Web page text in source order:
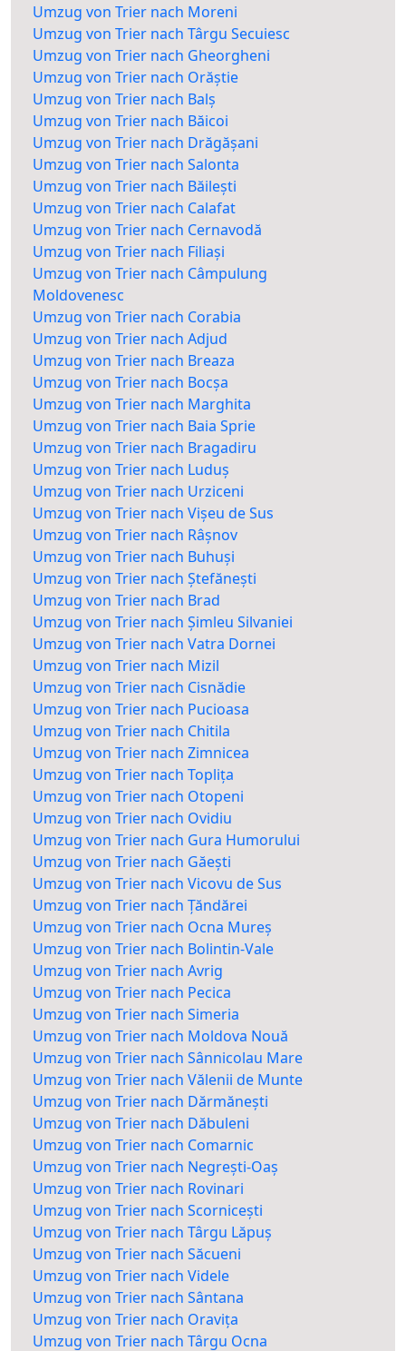
Umzug von Trier nach Moreni
Umzug von Trier nach Târgu Secuiesc
Umzug von Trier nach Gheorgheni
Umzug von Trier nach Orăștie
Umzug von Trier nach Balș
Umzug von Trier nach Băicoi
Umzug von Trier nach Drăgășani
Umzug von Trier nach Salonta
Umzug von Trier nach Băilești
Umzug von Trier nach Calafat
Umzug von Trier nach Cernavodă
Umzug von Trier nach Filiași
Umzug von Trier nach Câmpulung
Moldovenesc
Umzug von Trier nach Corabia
Umzug von Trier nach Adjud
Umzug von Trier nach Breaza
Umzug von Trier nach Bocșa
Umzug von Trier nach Marghita
Umzug von Trier nach Baia Sprie
Umzug von Trier nach Bragadiru
Umzug von Trier nach Luduș
Umzug von Trier nach Urziceni
Umzug von Trier nach Vișeu de Sus
Umzug von Trier nach Râșnov
Umzug von Trier nach Buhuși
Umzug von Trier nach Ștefănești
Umzug von Trier nach Brad
Umzug von Trier nach Șimleu Silvaniei
Umzug von Trier nach Vatra Dornei
Umzug von Trier nach Mizil
Umzug von Trier nach Cisnădie
Umzug von Trier nach Pucioasa
Umzug von Trier nach Chitila
Umzug von Trier nach Zimnicea
Umzug von Trier nach Toplița
Umzug von Trier nach Otopeni
Umzug von Trier nach Ovidiu
Umzug von Trier nach Gura Humorului
Umzug von Trier nach Găești
Umzug von Trier nach Vicovu de Sus
Umzug von Trier nach Țăndărei
Umzug von Trier nach Ocna Mureș
Umzug von Trier nach Bolintin-Vale
Umzug von Trier nach Avrig
Umzug von Trier nach Pecica
Umzug von Trier nach Simeria
Umzug von Trier nach Moldova Nouă
Umzug von Trier nach Sânnicolau Mare
Umzug von Trier nach Vălenii de Munte
Umzug von Trier nach Dărmănești
Umzug von Trier nach Dăbuleni
Umzug von Trier nach Comarnic
Umzug von Trier nach Negrești-Oaș
Umzug von Trier nach Rovinari
Umzug von Trier nach Scornicești
Umzug von Trier nach Târgu Lăpuș
Umzug von Trier nach Săcueni
Umzug von Trier nach Videle
Umzug von Trier nach Sântana
Umzug von Trier nach Oravița
Umzug von Trier nach Târgu Ocna